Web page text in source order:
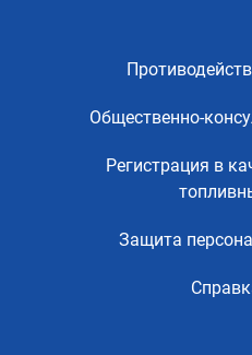
Общественно-
Регистрация в
Защита